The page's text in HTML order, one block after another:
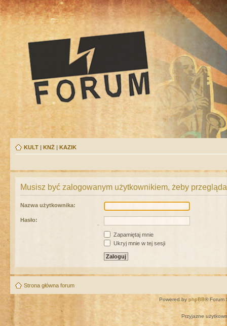
KULT | KNŻ | KAZIK
Musisz być zalogowanym użytkownikiem, żeby
Nazwa użytkownika:
Hasło:
Zapamiętaj mnie
Ukryj mnie w tej sesji
Strona główna forum
Powered by phpBB® Forum
Przyjazne